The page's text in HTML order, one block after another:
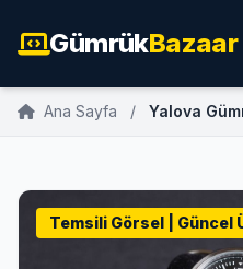
GümrükBazaar
Ana Sayfa / Yalova
Temsili Görsel | Güncel